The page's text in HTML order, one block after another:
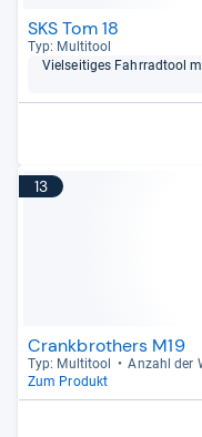
SKS Tom 18
Typ: Mul­ti­tool
Viel­sei­ti­ges Fahr­rad­t­ool
13
Crankbrothers M19
Typ: Mul­ti­tool
Anzahl der
Zum Produkt